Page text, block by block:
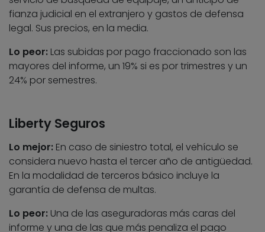
fianza judicial en el extranjero y gastos de defensa
legal. Sus precios, en la media.
Lo peor: Las subidas por pago fraccionado son las
mayores del informe, un 19% si es por trimestres y un
24% por semestres.
Liberty Seguros
Lo mejor: En caso de siniestro total, el vehículo se
considera nuevo hasta el tercer año de antigüedad.
En la modalidad de terceros básico incluye la
garantía de defensa de multas.
Lo peor: Una de las aseguradoras más caras del
informe y una de las que más penaliza el pago